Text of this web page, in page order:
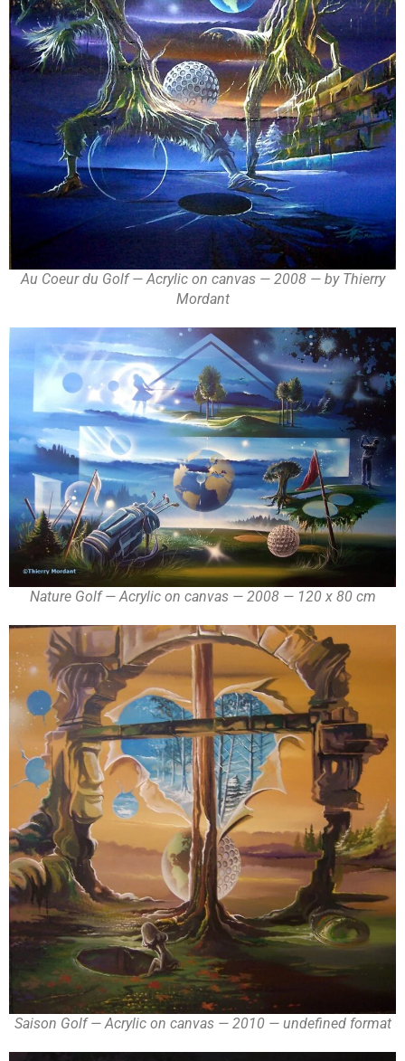
Au Coeur du Golf — Acrylic on canvas — 2008 — by Thierry
Mordant
Nature Golf — Acrylic on canvas — 2008 — 120 x 80 cm
Saison Golf — Acrylic on canvas — 2010 — undefined format